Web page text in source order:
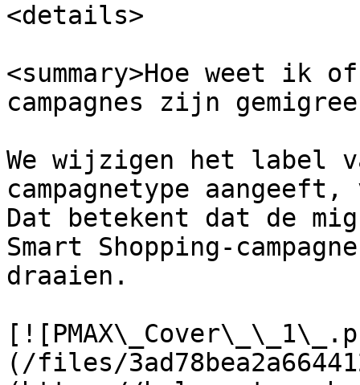
<details>
<summary>Hoe weet ik
campagnes zijn
We wijzigen het label
campagnetype
Dat betekent dat de
Smart Shopping-
draaien.
(/files/